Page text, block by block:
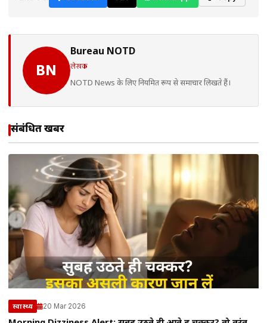
BN
Bureau NOTD
लेखक
NOTD News के लिए नियमित रूप से समाचार लिखते हैं।
संबंधित खबरें
स्वास्थ्य 20 Mar 2026